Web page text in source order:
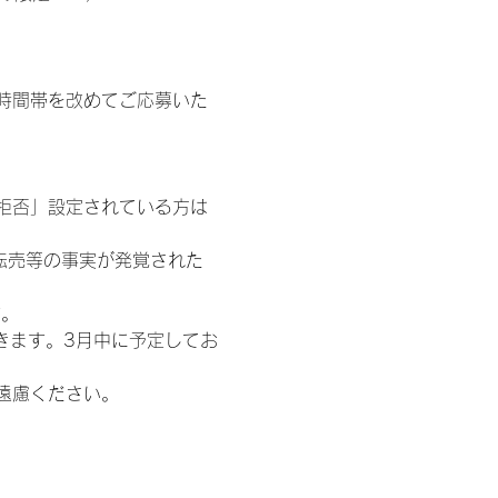
間帯を改めてご応募いた
否」設定されている方は
等の事実が発覚された
ます。3月中に予定してお
ください。